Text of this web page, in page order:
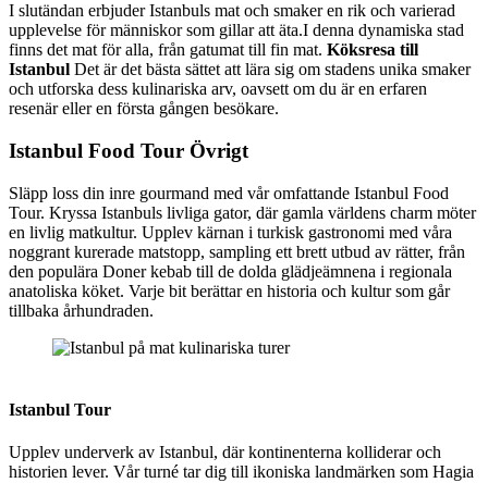
I slutändan erbjuder Istanbuls mat och smaker en rik och varierad
upplevelse för människor som gillar att äta.I denna dynamiska stad
finns det mat för alla, från gatumat till fin mat. Köksresa till
Istanbul Det är det bästa sättet att lära sig om stadens unika smaker
och utforska dess kulinariska arv, oavsett om du är en erfaren
resenär eller en första gången besökare.
Istanbul Food Tour Övrigt
Släpp loss din inre gourmand med vår omfattande Istanbul Food
Tour. Kryssa Istanbuls livliga gator, där gamla världens charm möter
en livlig matkultur. Upplev kärnan i turkisk gastronomi med våra
noggrant kurerade matstopp, sampling ett brett utbud av rätter, från
den populära Doner kebab till de dolda glädjeämnena i regionala
anatoliska köket. Varje bit berättar en historia och kultur som går
tillbaka århundraden.
Istanbul Tour
Upplev underverk av Istanbul, där kontinenterna kolliderar och
historien lever. Vår turné tar dig till ikoniska landmärken som Hagia